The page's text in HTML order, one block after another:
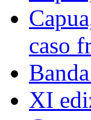
caso
XI